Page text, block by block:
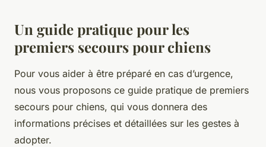
Un guide pratique pour les
premiers secours pour chiens
Pour vous aider à être préparé en cas d’urgence,
nous vous proposons ce guide pratique de premiers
secours pour chiens, qui vous donnera des
informations précises et détaillées sur les gestes à
adopter.